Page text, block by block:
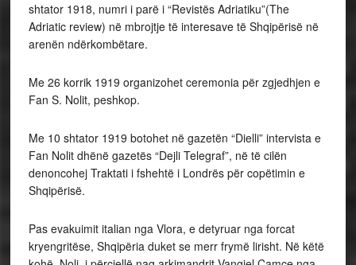
shtator 1918, numri i parë i “Revistës Adriatiku”(The
Adriatic review) në mbrojtje të interesave të Shqipërisë në
arenën ndërkombëtare.
Me 26 korrik 1919 organizohet ceremonia për zgjedhjen e
Fan S. Nolit, peshkop.
Me 10 shtator 1919 botohet në gazetën “Dielli” intervista e
Fan Nolit dhënë gazetës “Dejli Telegraf”, në të cilën
denoncohej Traktati i fshehtë i Londrës për copëtimin e
Shqipërisë.
Pas evakuimit italian nga Vlora, e detyruar nga forcat
kryengritëse, Shqipëria duket se merr frymë lirisht. Në këtë